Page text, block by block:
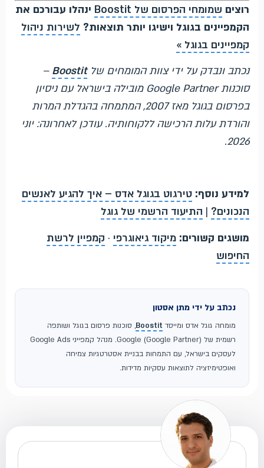
רוצים שמומחי הפרסום של Boostit
ינהלו עבורכם את
הקמפיינים בגוגל וישיגו יותר תוצאות? לשירות ניהול
קמפיינים בגוגל »
נכתב ונבדק על ידי צוות המומחים שלBoostit
–
סוכנות Google Partner מובילה בישראל עם ניסיון
בפרסום בגוגל מאז 2007, המתמחה בהגדלת המרות
והורדת עלות הרכישה ללקוחותיה. עודכן לאחרונה: יוני
2026.
למידע נוסף: טירגוט בגוגל אדס – איך להגיע לאנשים
הנכונים? | התיעוד הרשמי של גוגל
מושגים קשורים: מיקוד גיאוגרפי · קמפיין לרשת
החיפוש
נכתב על ידי מתן אסטון
מומחה גוגל אדס ומייסד Boostit, סוכנות פרסום בגוגל ושותפה
רשמית של Google (Google Partner). מנהל קמפייני Google Ads
לעסקים בישראל, עם התמחות בבניית אסטרטגיות צמיחה
ואופטימיזציה לתוצאות עסקיות מדידות.